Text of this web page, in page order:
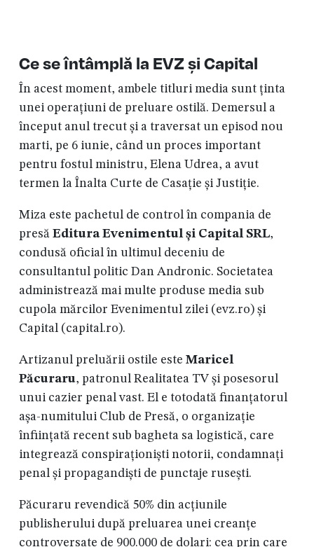
Ce se întâmplă la EVZ și Capital
În acest moment, ambele titluri media sunt ținta
unei operațiuni de preluare ostilă. Demersul a
început anul trecut și a traversat un episod nou
marti, pe 6 iunie, când un proces important
pentru fostul ministru, Elena Udrea, a avut
termen la Înalta Curte de Casație și Justiție.
Miza este pachetul de control în compania de
presă Editura Evenimentul și Capital SRL,
condusă oficial în ultimul deceniu de
consultantul politic Dan Andronic. Societatea
administrează mai multe produse media sub
cupola mărcilor Evenimentul zilei (evz.ro) și
Capital (capital.ro).
Artizanul preluării ostile este Maricel
Păcuraru, patronul Realitatea TV și posesorul
unui cazier penal vast. El e totodată finanțatorul
așa-numitului Club de Presă, o organizație
înființată recent sub bagheta sa logistică, care
integrează conspiraționiști notorii, condamnați
penal și propagandiști de punctaje rusești.
Păcuraru revendică 50% din acțiunile
publisherului după preluarea unei creanțe
controversate de 900.000 de dolari: cea prin care